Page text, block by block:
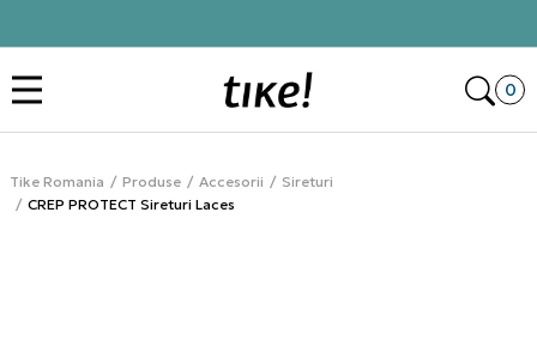
0
Tike Romania Produse Accesorii
Sireturi
CREP PROTECT Sireturi Laces